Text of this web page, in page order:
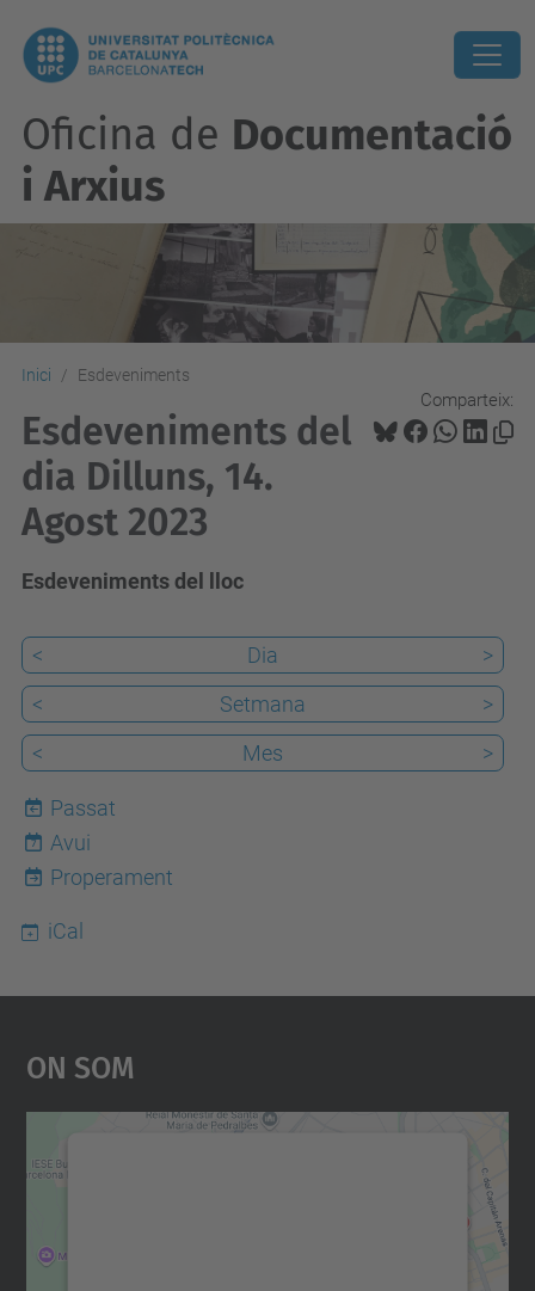
Oficina de Documentació
i Arxius
Inici Esdeveniments
Comparteix:
Esdeveniments del
dia Dilluns, 14.
Agost 2023
Esdeveniments del lloc
< Dia
>
<
Setmana
>
<
Mes >
Passat
7
Avui
Properament
iCal
On Som